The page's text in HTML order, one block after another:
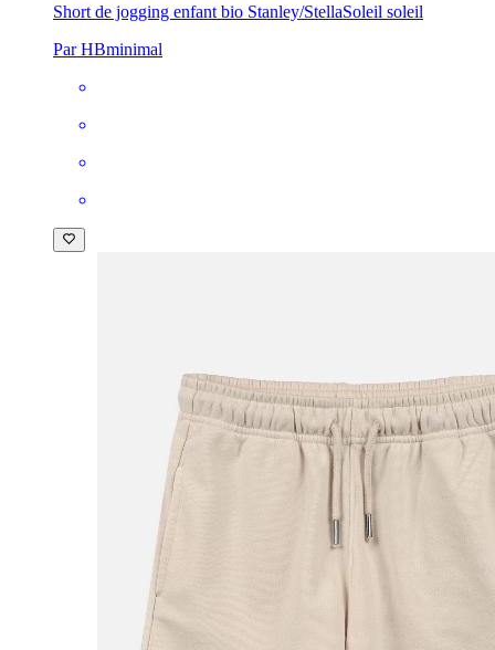
Short de jogging enfant bio Stanley/StellaSoleil soleil
Par HBminimal